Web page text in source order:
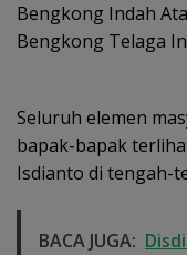
Bengkong Indah
Bengkong Telaga
Seluruh elemen
bapak-bapak
Isdianto di tengah-
BACA JUGA: